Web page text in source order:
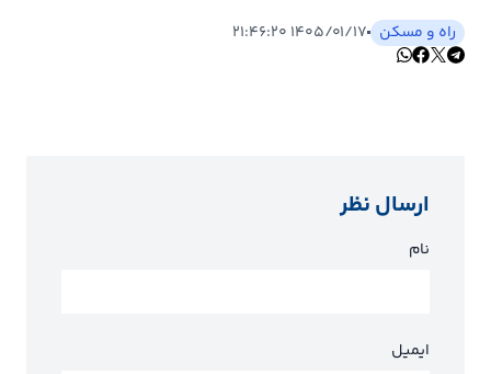
راه و مسکن ۱۴۰۵/۰۱/۱۷ ۲۱:۴۶:۲۰
ارسال نظر
نام
ایمیل